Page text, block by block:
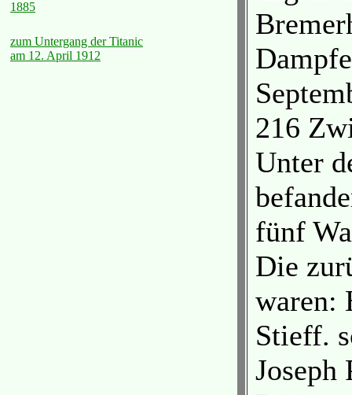
1885
zum Untergang der Titanic
am 12. April 1912
216
Unter
fünf
Die
waren:
Stieff.
Joseph